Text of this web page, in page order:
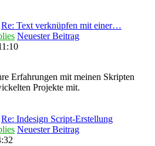
Re: Text verknüpfen mit einer…
Neuester Beitrag
Erfahrungen mit meinen Skripten
Projekte mit.
Re: Indesign Script-Erstellung
Neuester Beitrag